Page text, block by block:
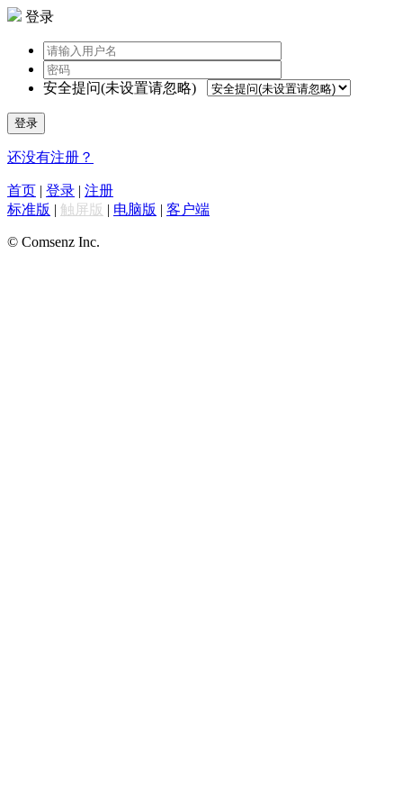
登录
安全提问(未设置请忽略)
登录
还没有注册？
首页 | 登录 | 注册
标准版 | 触屏版 | 电脑版 | 客户端
© Comsenz Inc.